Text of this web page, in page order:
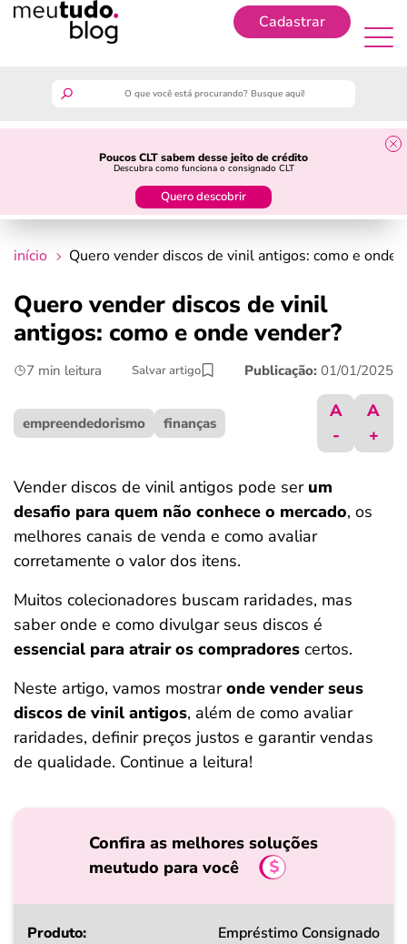
Cadastrar
Poucos CLT sabem desse jeito de crédito
Descubra como funciona o consignado CLT
Quero descobrir
guia do trabalhador
crédito fácil
últimas notícias
ferramentas
início Quero vender discos de vinil antigos: como e onde
Quero vender discos de vinil
antigos: como e onde vender?
7 min leitura Salvar artigo Publicação: 01/01/2025
empreendedorismo finanças
A
-
A
+
Vender discos de vinil antigos pode ser um
desafio para quem não conhece o mercado, os
melhores canais de venda e como avaliar
corretamente o valor dos itens.
Muitos colecionadores buscam raridades, mas
saber onde e como divulgar seus discos é
essencial para atrair os compradores certos.
Neste artigo, vamos mostraronde vender seus
discos de vinil antigos, além de como avaliar
raridades, definir preços justos e garantir vendas
de qualidade. Continue a leitura!
Confira as melhores soluções
meutudo para você
Produto
Empréstimo Consignado